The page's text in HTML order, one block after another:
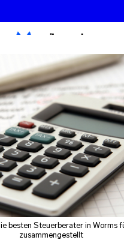
besten Steuerberater in Worms
zusammengestellt